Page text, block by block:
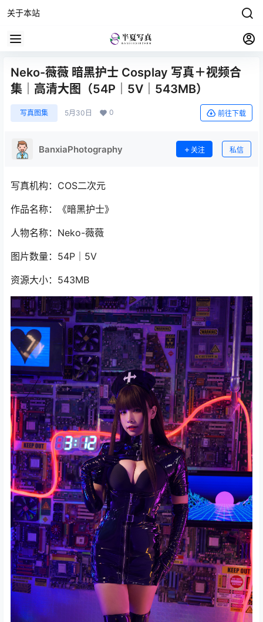
关于本站
Neko-薇薇 暗黑护士 Cosplay 写真＋视频合
集｜高清大图（54P｜5V｜543MB）
写真图集 5月30日 0 前往下载
BanxiaPhotography 关注 私信
写真机构：COS二次元
作品名称：《暗黑护士》
人物名称：Neko-薇薇
图片数量：54P｜5V
资源大小：543MB